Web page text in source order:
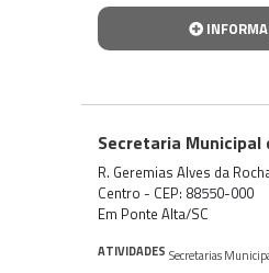
Secretaria Municipal
R. Geremias Alves da
Centro - CEP: 88550-000
Em Ponte Alta/SC
ATIVIDADES Secretarias